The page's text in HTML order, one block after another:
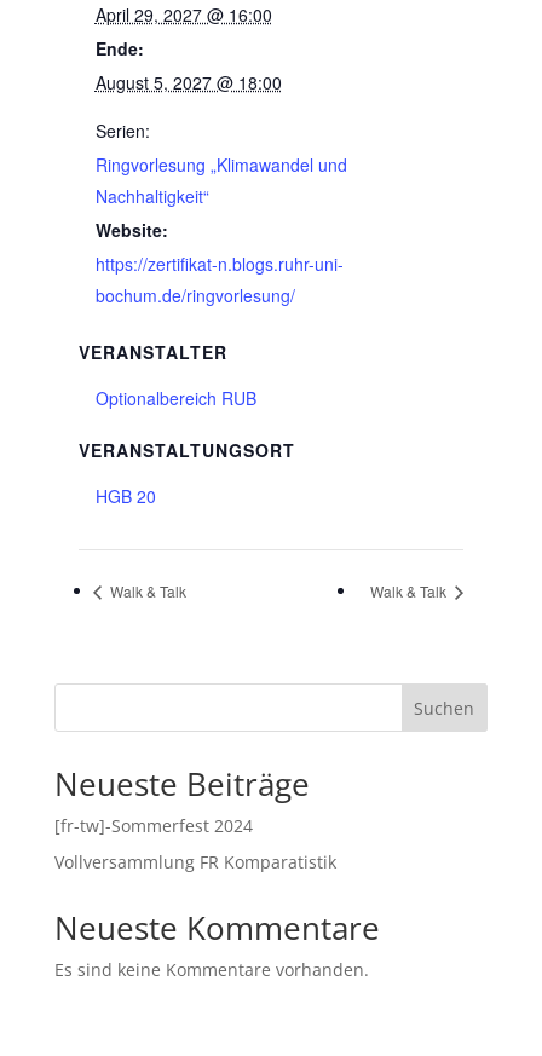
April 29, 2027 @ 16:00
Ende:
August 5, 2027 @ 18:00
Serien:
Ringvorlesung „Klimawandel und
Nachhaltigkeit“
Website:
https://zertifikat-n.blogs.ruhr-uni-
bochum.de/ringvorlesung/
VERANSTALTUNGSORT
HGB 20
VERANSTALTER
Optionalbereich RUB
Walk & Talk Walk & Talk
Suchen
Neueste Beiträge
[fr-tw]-Sommerfest 2024
Vollversammlung FR Komparatistik
Neueste Kommentare
Es sind keine Kommentare vorhanden.